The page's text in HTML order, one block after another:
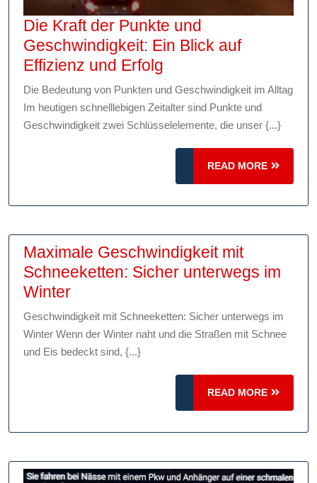
Die Kraft der Punkte und
Geschwindigkeit: Ein Blick auf
Effizienz und Erfolg
Kraft
der
Punkte
und
Geschwindigkeit:
Ein
Blick
Effizienz
und
Erfolg
Die Bedeutung von Punkten und Geschwindigkeit im Alltag
Im heutigen schnelllebigen Zeitalter sind Punkte und
Geschwindigkeit zwei Schlüsselelemente, die unser {...}
READ MORE
READ
MORE
Maximale Geschwindigkeit mit
Schneeketten: Sicher unterwegs im
WinterMaximale
Geschwindigkeit
mit
Schneeketten:
Winter
Geschwindigkeit mit Schneeketten: Sicher unterwegs im
Winter Wenn der Winter naht und die Straßen mit Schnee
und Eis bedeckt sind, {...}
READ MORE
READ
MORE